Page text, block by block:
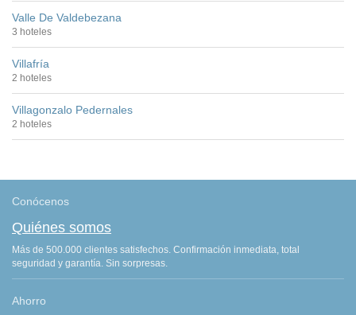
Valle De Valdebezana
3 hoteles
Villafría
2 hoteles
Villagonzalo Pedernales
2 hoteles
Conócenos
Quiénes somos
Más de 500.000 clientes satisfechos. Confirmación inmediata, total
seguridad y garantía. Sin sorpresas.
Ahorro